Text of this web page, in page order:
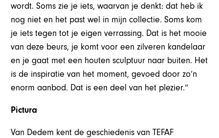
wordt. Soms zie je iets, waarvan je denkt: dat heb ik
nog niet en het past wel in mijn collectie. Soms kom
je iets tegen tot je eigen verrassing. Dat is het mooie
van deze beurs, je komt voor een zilveren kandelaar
en je gaat met een houten sculptuur naar buiten. Het
is de inspiratie van het moment, gevoed door zo’n
enorm aanbod. Dat is een deel van het plezier.”
Pictura
Van Dedem kent de geschiedenis van TEFAF